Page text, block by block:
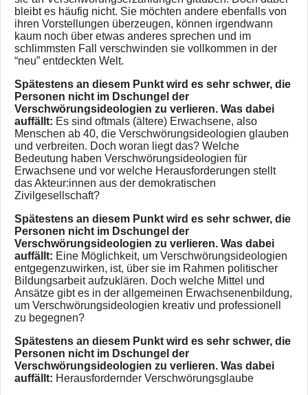
bleibt es häufig nicht. Sie möchten andere ebenfalls von
ihren Vorstellungen überzeugen, können irgendwann
kaum noch über etwas anderes sprechen und im
schlimmsten Fall verschwinden sie vollkommen in der
“neu” entdeckten Welt.
Spätestens an diesem Punkt wird es sehr schwer, die
Personen nicht im Dschungel der
Verschwörungsideologien zu verlieren. Was dabei
auffällt: Es sind oftmals (ältere) Erwachsene, also
Menschen ab 40, die Verschwörungsideologien glauben
und verbreiten. Doch woran liegt das? Welche
Bedeutung haben Verschwörungsideologien für
Erwachsene und vor welche Herausforderungen stellt
das Akteur:innen aus der demokratischen
Zivilgesellschaft?
Spätestens an diesem Punkt wird es sehr schwer, die
Personen nicht im Dschungel der
Verschwörungsideologien zu verlieren. Was dabei
auffällt: Eine Möglichkeit, um Verschwörungsideologien
entgegenzuwirken, ist, über sie im Rahmen politischer
Bildungsarbeit aufzuklären. Doch welche Mittel und
Ansätze gibt es in der allgemeinen Erwachsenenbildung,
um Verschwörungsideologien kreativ und professionell
zu begegnen?
Spätestens an diesem Punkt wird es sehr schwer, die
Personen nicht im Dschungel der
Verschwörungsideologien zu verlieren. Was dabei
auffällt: Herausfordernder Verschwörungsglaube